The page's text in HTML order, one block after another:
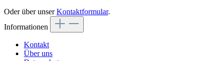
Oder über unserKontaktformular.
Informationen
Kontakt
Über uns